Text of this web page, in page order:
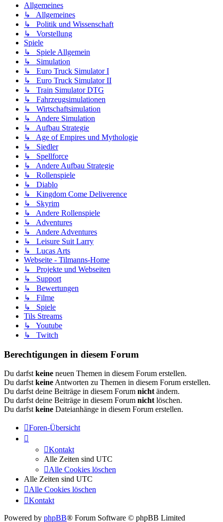
Allgemeines
↳ Allgemeines
↳ Politik und Wissenschaft
↳ Vorstellung
Spiele
↳ Spiele Allgemein
↳ Simulation
↳ Euro Truck Simulator I
↳ Euro Truck Simulator II
↳ Train Simulator DTG
↳ Fahrzeugsimulationen
↳ Wirtschaftsimulation
↳ Andere Simulation
↳ Aufbau Strategie
↳ Age of Empires und Mythologie
↳ Siedler
↳ Spellforce
↳ Andere Aufbau Strategie
↳ Rollenspiele
↳ Diablo
↳ Kingdom Come Deliverence
↳ Skyrim
↳ Andere Rollenspiele
↳ Adventures
↳ Andere Adventures
↳ Leisure Suit Larry
↳ Lucas Arts
Webseite - Tilmanns-Home
↳ Projekte und Webseiten
↳ Support
↳ Bewertungen
↳ Filme
↳ Spiele
Tils Streams
↳ Youtube
↳ Twitch
Berechtigungen in diesem Forum
Du darfst keine neuen Themen in diesem Forum erstellen.
Du darfst keine Antworten zu Themen in diesem Forum erstellen.
Du darfst deine Beiträge in diesem Forum nicht ändern.
Du darfst deine Beiträge in diesem Forum nicht löschen.
Du darfst keine Dateianhänge in diesem Forum erstellen.
Foren-Übersicht
Kontakt
Alle Zeiten sind UTC
Alle Cookies löschen
Alle Zeiten sind UTC
Alle Cookies löschen
Kontakt
Powered by phpBB® Forum Software © phpBB Limited